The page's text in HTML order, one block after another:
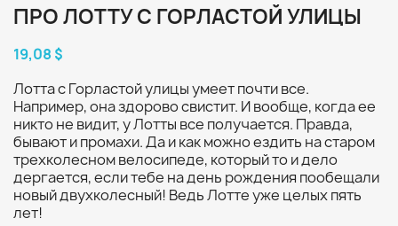
ПРО ЛОТТУ С ГОРЛАСТОЙ УЛИЦЫ
19,08 $
Лотта с Горластой улицы умеет почти все.
Например, она здорово свистит. И вообще, когда ее
никто не видит, у Лотты все получается. Правда,
бывают и промахи. Да и как можно ездить на старом
трехколесном велосипеде, который то и дело
дергается, если тебе на день рождения пообещали
новый двухколесный! Ведь Лотте уже целых пять
лет!